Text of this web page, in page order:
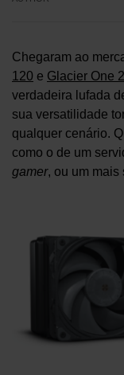
Chegaram ao
120 e Glacier One
verdadeira lufada
sua versatilidade
qualquer cenário.
como o de um
gamer, ou um mais